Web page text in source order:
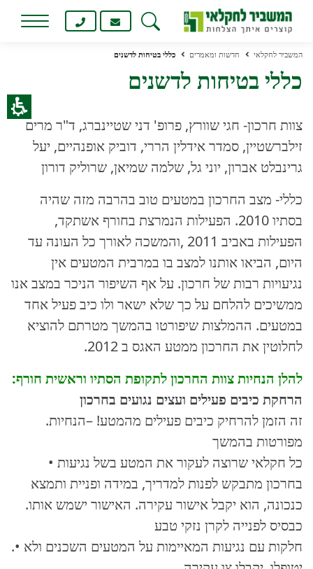
המשביר לחקלאי חדשות ומאמרים כללי בטיחות לדשנים
כללי בטיחות לדשנים
צוות חרכון- חגי שוורץ, פרופ' דני שטיינברג, ד"ר מרים
זילברשטיין, סמדר אידלין הררי, דוביק אופנהיים, יעל
גרינבלט אברון, יוני גל, שלמה שמיאן, שרוליק דורון
כללי- מצב החרכון במטעים טוב בהרבה מזה שהיה
בסתיו 2010. הפעילות הנמרצת בחורף אשתקד,
הפעילות באביב 2011 ,והמשכה לאורך כל העונה עד
היום, הביאו אותנו למצב בו במרבית המטעים אין
נגיעויות רבות של חרכון. על אף השיפור הניכר במצב אנו
ממשיכים להלחם על כך שלא ישאר ולו כיב פעיל אחד
במטעים. ההמלצות שיפורטו בהמשך מטרתם להוציא
לחלוטין את החרכון ממטע האגס ב 2012.
:להלן הנחיות צוות החרכון לתקופת הסתיו וראשית חורף
הרחקת כיבים פעילים ועצים נגועים בחרכון
.זה הזמן להרחיק כיבים פעילים מהמטע! –הנחיות
מפורטות בהמשך
• כל חקלאי שרוצה לעקור את המטע בשל נגיעות
בחרכון מתבקש לפנות למדריך, במידה ופניית ותמצא
.כנכונה, הוא יקבל אישור עקירה. האישור ישמש אותו
כבסיס לפנייה לקרן נזקי טבע
.• חלקות עם נגיעות המאיימות על המטעים השכנים ולא